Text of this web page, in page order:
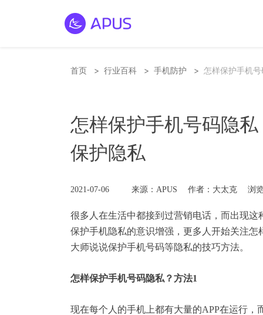
首页 > 行业百科 > 手机防护 > 怎样保护手机
怎样保护手机号码隐
保护隐私
2021-07-06 来源：APUS 作者：大太克 浏
很多人在生活中都接到过营销电话，而出现
保护手机隐私的意识增强，更多人开始关注
大师说说保护手机号码等隐私的技巧方法。
怎样保护手机号码隐私？方法1
现在每个人的手机上都有大量的APP在运行